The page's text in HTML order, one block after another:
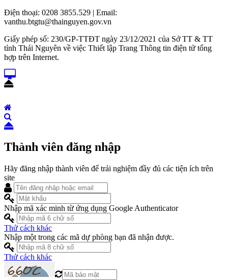
Điện thoại: 0208 3855.529 | Email:
vanthu.btgtu@thainguyen.gov.vn
Giấy phép số: 230/GP-TTĐT ngày 23/12/2021 của Sở TT & TT
tỉnh Thái Nguyên về việc Thiết lập Trang Thông tin điện tử tổng
hợp trên Internet.
Thành viên đăng nhập
Hãy đăng nhập thành viên để trải nghiệm đầy đủ các tiện ích trên
site
Nhập mã xác minh từ ứng dụng Google Authenticator
Thử cách khác
Nhập một trong các mã dự phòng bạn đã nhận được.
Thử cách khác